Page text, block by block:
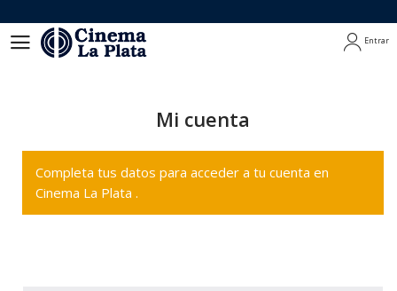
Entrar
Mi cuenta
Completa tus datos para acceder a tu cuenta en
Cinema La Plata .